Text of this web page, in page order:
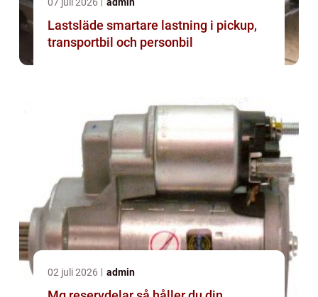
Lastsläde smartare lastning i pickup,
transportbil och personbil
02 juli 2026 admin